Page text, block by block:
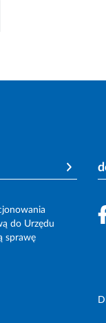
do Urzędu
sprawę